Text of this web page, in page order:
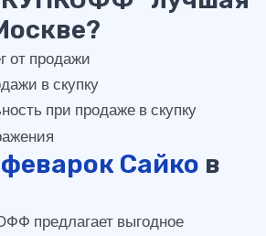
Сайко в
предлагает выгодное